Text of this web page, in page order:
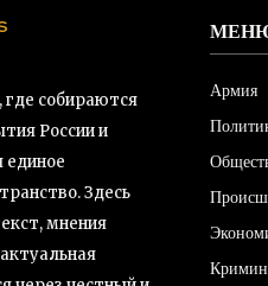
где собираются
России и
единое
Здесь
мнения
Армия